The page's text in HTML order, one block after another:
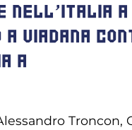
NELL’ITALIA A
A VIADANA
A
Troncon,